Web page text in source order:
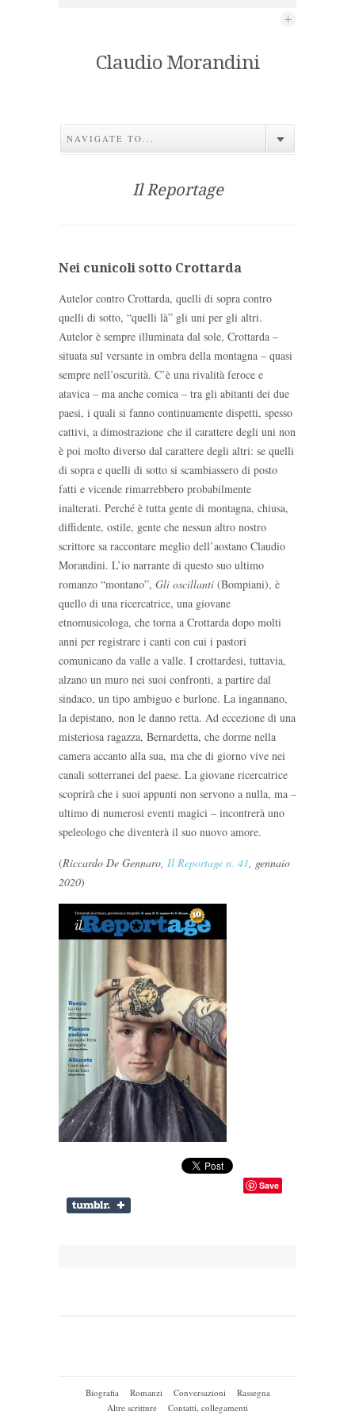
Claudio Morandini
NAVIGATE TO...
Il Reportage
Nei cunicoli sotto Crottarda
Autelor contro Crottarda, quelli di sopra contro
quelli di sotto, “quelli là” gli uni per gli altri.
Autelor è sempre illuminata dal sole, Crottarda –
situata sul versante in ombra della montagna – quasi
sempre nell’oscurità. C’è una rivalità feroce e
atavica – ma anche comica – tra gli abitanti dei due
paesi, i quali si fanno continuamente dispetti, spesso
cattivi, a dimostrazione che il carattere degli uni non
è poi molto diverso dal carattere degli altri: se quelli
di sopra e quelli di sotto si scambiassero di posto
fatti e vicende rimarrebbero probabilmente
inalterati. Perché è tutta gente di montagna, chiusa,
diffidente, ostile, gente che nessun altro nostro
scrittore sa raccontare meglio dell’aostano Claudio
Morandini. L’io narrante di questo suo ultimo
romanzo “montano”, Gli oscillanti (Bompiani), è
quello di una ricercatrice, una giovane
etnomusicologa, che torna a Crottarda dopo molti
anni per registrare i canti con cui i pastori
comunicano da valle a valle. I crottardesi, tuttavia,
alzano un muro nei suoi confronti, a partire dal
sindaco, un tipo ambiguo e burlone. La ingannano,
la depistano, non le danno retta. Ad eccezione di una
misteriosa ragazza, Bernardetta, che dorme nella
camera accanto alla sua, ma che di giorno vive nei
canali sotterranei del paese. La giovane ricercatrice
scoprirà che i suoi appunti non servono a nulla, ma –
ultimo di numerosi eventi magici – incontrerà uno
speleologo che diventerà il suo nuovo amore.
(Riccardo De Gennaro, Il Reportage n. 41, gennaio
2020)
Save
Biografia Romanzi Conversazioni
Rassegna
Altre scritture
Contatti, collegamenti